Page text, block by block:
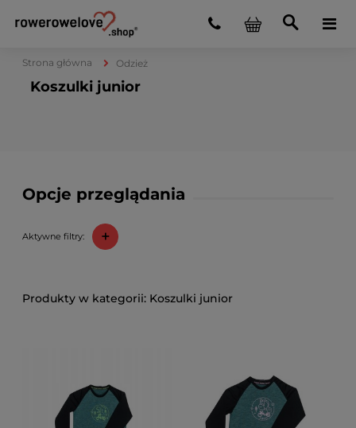
Strona główna Odzież
Koszulki junior
Opcje przeglądania
Aktywne filtry: +
Koszulki junior